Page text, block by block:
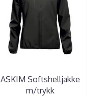
ASKIM Softshelljakke
m/trykk